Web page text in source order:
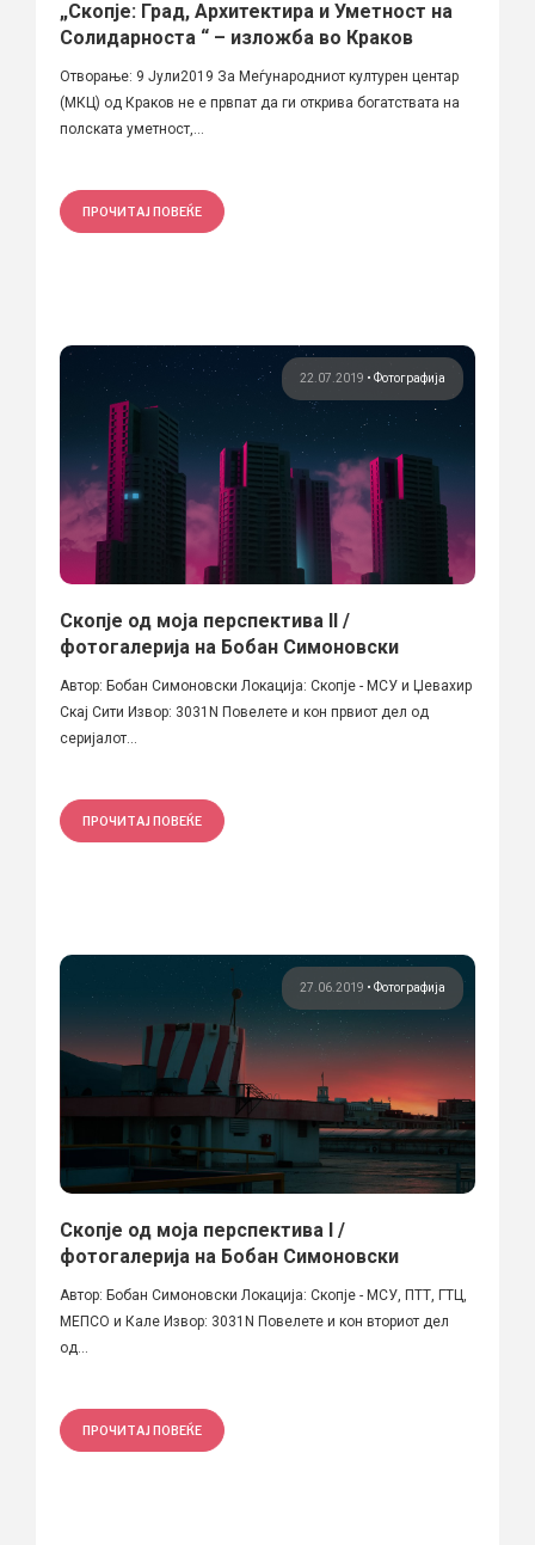
„Скопје: Град, Архитектира и Уметност на
Солидарноста “ – изложба во Краков
Отворање: 9 Јули2019 За Меѓународниот културен центар
(МКЦ) од Краков не е првпат да ги открива богатствата на
полската уметност,...
ПРОЧИТАЈ ПОВЕЌЕ
22.07.2019 • Фотографија
Скопје од моја перспектива II /
фотогалерија на Бобан Симоновски
Автор: Бобан Симоновски Локација: Скопје - МСУ и Џевахир
Скај Сити Извор: 3031N Повелете и кон првиот дел од
серијалот...
ПРОЧИТАЈ ПОВЕЌЕ
27.06.2019 • Фотографија
Скопје од моја перспектива I /
фотогалерија на Бобан Симоновски
Автор: Бобан Симоновски Локација: Скопје - МСУ, ПТТ, ГТЦ,
МЕПСО и Кале Извор: 3031N Повелете и кон вториот дел
од...
ПРОЧИТАЈ ПОВЕЌЕ